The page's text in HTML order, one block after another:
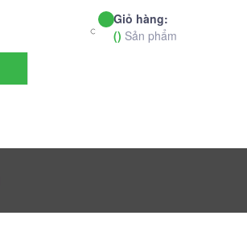
Giỏ hàng:
() Sản phẩm